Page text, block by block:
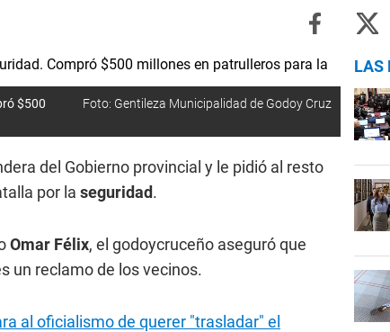
$500
Foto: Gentileza Municipalidad de Godoy Cruz
del Gobierno provincial y le pidió al resto
por la seguridad.
Omar Félix, el godoycruceño aseguró que
un reclamo de los vecinos.
al oficialismo de querer "trasladar" el
LAS